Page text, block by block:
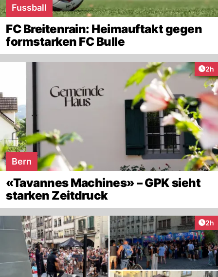
Fussball
FC Breitenrain: Heimauftakt gegen
formstarken FC Bulle
2h
Bern
«Tavannes Machines» – GPK sieht
starken Zeitdruck
2h